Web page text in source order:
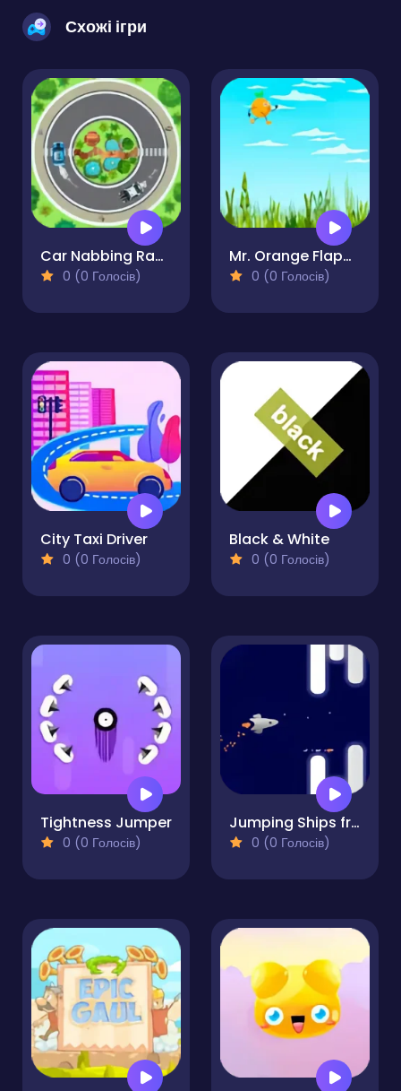
Схожі ігри
Car Nabbing Race - The Police Car Chase
0 (0 Голосів)
Mr. Orange Flappy Jump
0 (0 Голосів)
City Taxi Driver
0 (0 Голосів)
Black & White
0 (0 Голосів)
Tightness Jumper
0 (0 Голосів)
Jumping Ships from Outer Space
0 (0 Голосів)